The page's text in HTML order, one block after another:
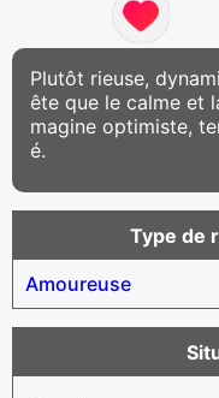
Plutôt rieuse,
ête que le calme et
magine optimiste,
é.
Type de
Amoureuse